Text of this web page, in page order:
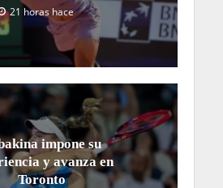
21 horas hace
impone su
y avanza en
Toronto